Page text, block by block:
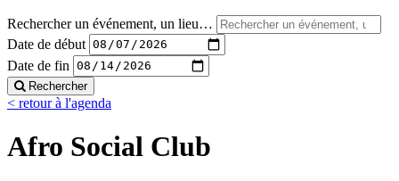
Rechercher un événement, un lieu…
Date de début
Date de fin
Rechercher
< retour à l'agenda
Afro Social Club